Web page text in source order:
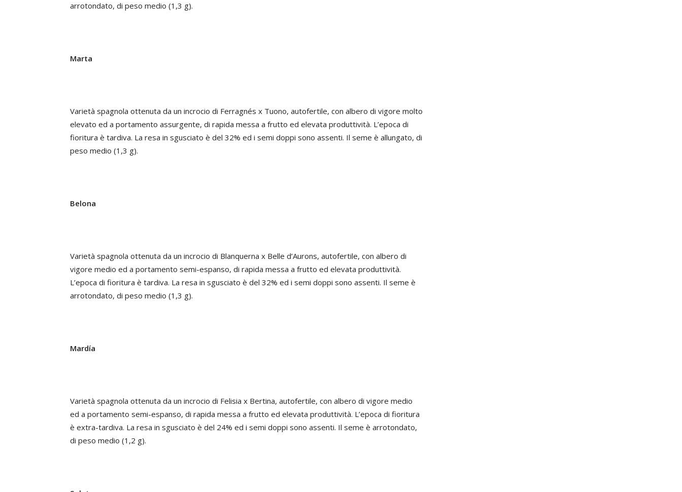
arrotondato, di peso medio (1,3 g).
Marta
Varietà spagnola ottenuta da un incrocio di Ferragnés x Tuono, autofertile, con albero di vigore molto
elevato ed a portamento assurgente, di rapida messa a frutto ed elevata produttività. L’epoca di
fioritura è tardiva. La resa in sgusciato è del 32% ed i semi doppi sono assenti. Il seme è allungato, di
peso medio (1,3 g).
Belona
Varietà spagnola ottenuta da un incrocio di Blanquerna x Belle d’Aurons, autofertile, con albero di
vigore medio ed a portamento semi-espanso, di rapida messa a frutto ed elevata produttività.
L’epoca di fioritura è tardiva. La resa in sgusciato è del 32% ed i semi doppi sono assenti. Il seme è
arrotondato, di peso medio (1,3 g).
Mardía
Varietà spagnola ottenuta da un incrocio di Felisia x Bertina, autofertile, con albero di vigore medio
ed a portamento semi-espanso, di rapida messa a frutto ed elevata produttività. L’epoca di fioritura
è extra-tardiva. La resa in sgusciato è del 24% ed i semi doppi sono assenti. Il seme è arrotondato,
di peso medio (1,2 g).